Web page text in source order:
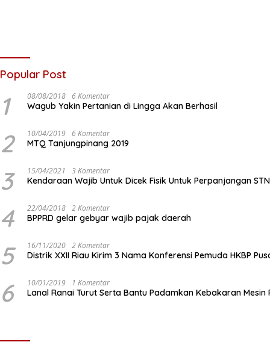
Popular Post
1 08/08/2018 6 Komentar
Wagub Yakin Pertanian di Lingga Akan Berhasil
2 10/04/2019 6 Komentar
MTQ Tanjungpinang 2019
3 15/04/2021 3 Komentar
Kendaraan Wajib Untuk Dicek Fisik Untuk Perpanjangan
4 22/04/2018 2 Komentar
BPPRD gelar gebyar wajib pajak daerah
5 16/11/2020 2 Komentar
Distrik XXII Riau Kirim 3 Nama Konferensi Pemuda HKBP
6 10/01/2019 1 Komentar
Lanal Ranai Turut Serta Bantu Padamkan Kebakaran Mesin